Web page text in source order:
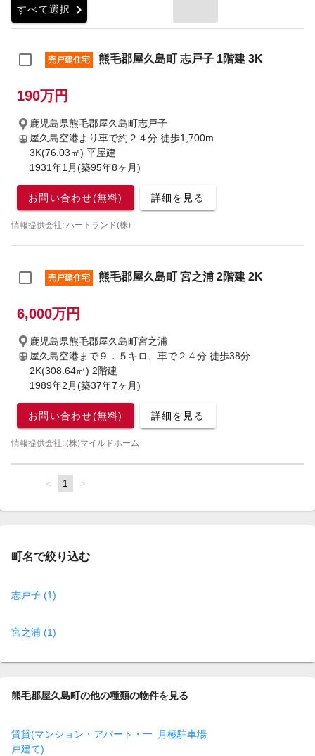
すべて選択 chevron_right
売戸建住宅 熊毛郡屋久島町 志戸子 1階建 3K
190万円
鹿児島県熊毛郡屋久島町志戸子
屋久島空港より車で約２４分 徒歩1,700m
3K(76.03㎡) 平屋建
1931年1月(築95年8ヶ月)
お問い合わせ(無料) 詳細を見る
情報提供会社: ハートランド(株)
売戸建住宅 熊毛郡屋久島町 宮之浦 2階建 2K
6,000万円
鹿児島県熊毛郡屋久島町宮之浦
屋久島空港まで９．５キロ、車で２４分 徒歩38分
2K(308.64㎡) 2階建
1989年2月(築37年7ヶ月)
お問い合わせ(無料) 詳細を見る
情報提供会社: (株)マイルドホーム
page
You're
page
1 page
町名で絞り込む
志戸子 (1)
宮之浦 (1)
熊毛郡屋久島町の他の種類の物件を見る
賃貸(マンション・アパート・一
戸建て)
月極駐車場